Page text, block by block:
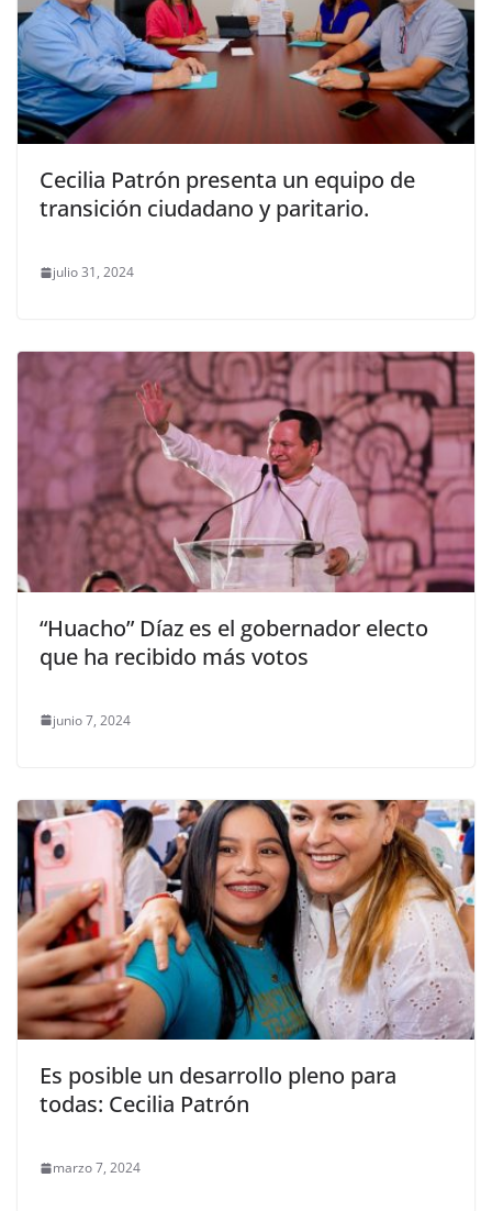
Cecilia Patrón presenta un equipo de
transición ciudadano y paritario.
julio 31, 2024
“Huacho” Díaz es el gobernador electo
que ha recibido más votos
junio 7, 2024
Es posible un desarrollo pleno para
todas: Cecilia Patrón
marzo 7, 2024